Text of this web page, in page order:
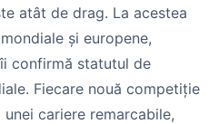
atât de drag. La acestea
și europene,
confirmă statutul de
Fiecare nouă competiție
cariere remarcabile,